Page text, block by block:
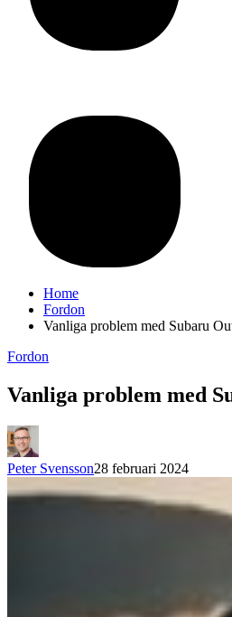
Home
Fordon
Vanliga problem med Subaru
Fordon
Vanliga problem med
Peter Svensson28 februari 2024